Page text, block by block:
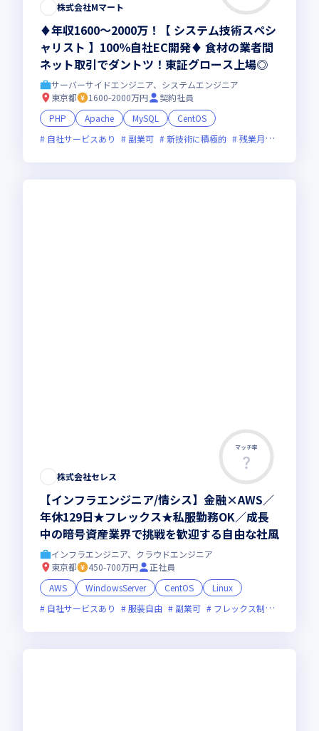
株式会社Mマート
♦年収1600～2000万！【 システム技術スペシ
ャリスト 】100％自社EC開発♦ 食材の業者間
ネット取引でダントツ！東証グロース上場◎
サーバーサイドエンジニア、システムエンジニア
東京都
1600-2000万円
契約社員
PHP
Apache MySQL
CentOS
自社サービスあり
副業可 新技術に積極的 残業月20時間未満
マッチ率
株式会社セレス
【インフラエンジニア/情シス】金融×AWS／
年休129日★フレックス★私服勤務OK／成長
中の暗号資産業界で挑戦を歓迎する自由な社風
インフラエンジニア、クラウドエンジニア
東京都
450-700万円
正社員
AWS
WindowsServer CentOS
Linux
自社サービスあり
服装自由 副業可 フレックス制度あり